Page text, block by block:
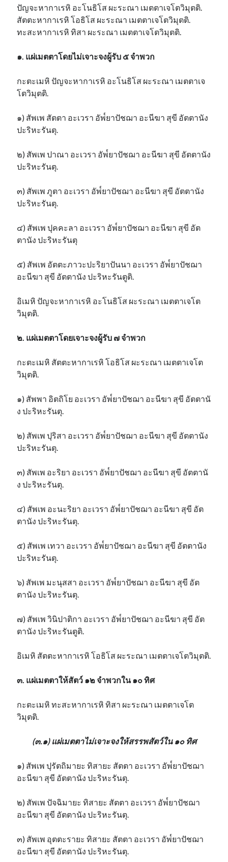
ปัญจะหากาเรหิ อะโนธิโส ผะระณา เมตตาเจโตวิมุตติ.
สัตตะหากาเรหิ โอธิโส ผะระณา เมตตาเจโตวิมุตติ.
ทะสะหากาเรหิ ทิสา ผะระณา เมตตาเจโตวิมุตติ.
๑. แผ่เมตตาโดยไม่เจาะจงผู้รับ ๕ จำพวก
กะตะเมหิ ปัญจะหากาเรหิ อะโนธิโส ผะระณา เมตตาเจ
โตวิมุตติ.
๑) สัพเพ สัตตา อะเวรา อัพ๎ยาปัชฌา อะนีฆา สุขี อัตตานัง
ปะริหะรันตุ.
๒) สัพเพ ปาณา อะเวรา อัพ๎ยาปัชฌา อะนีฆา สุขี อัตตานัง
ปะริหะรันตุ.
๓) สัพเพ ภูตา อะเวรา อัพ๎ยาปัชฌา อะนีฆา สุขี อัตตานัง
ปะริหะรันตุ.
๔) สัพเพ ปุคคะลา อะเวรา อัพ๎ยาปัชฌา อะนีฆา สุขี อัต
ตานัง ปะริหะรันตุ
๕) สัพเพ อัตตะภาวะปะริยาปันนา อะเวรา อัพ๎ยาปัชฌา
อะนีฆา สุขี อัตตานัง ปะริหะรันตูติ.
อิเมหิ ปัญจะหากาเรหิ อะโนธิโส ผะระณา เมตตาเจโต
วิมุตติ.
๒. แผ่เมตตาโดยเจาะจงผู้รับ ๗ จำพวก
กะตะเมหิ สัตตะหากาเรหิ โอธิโส ผะระณา เมตตาเจโต
วิมุตติ.
๑) สัพพา อิตถิโย อะเวรา อัพ๎ยาปัชฌา อะนีฆา สุขี อัตตานั
ง ปะริหะรันตุ.
๒) สัพเพ ปุริสา อะเวรา อัพ๎ยาปัชฌา อะนีฆา สุขี อัตตานัง
ปะริหะรันตุ.
๓) สัพเพ อะริยา อะเวรา อัพ๎ยาปัชฌา อะนีฆา สุขี อัตตานั
ง ปะริหะรันตุ.
๔) สัพเพ อะนะริยา อะเวรา อัพ๎ยาปัชฌา อะนีฆา สุขี อัต
ตานัง ปะริหะรันตุ.
๕) สัพเพ เทวา อะเวรา อัพ๎ยาปัชฌา อะนีฆา สุขี อัตตานัง
ปะริหะรันตุ.
๖) สัพเพ มะนุสสา อะเวรา อัพ๎ยาปัชฌา อะนีฆา สุขี อัต
ตานัง ปะริหะรันตุ.
๗) สัพเพ วินิปาติกา อะเวรา อัพ๎ยาปัชฌา อะนีฆา สุขี อัต
ตานัง ปะริหะรันตูติ.
อิเมหิ สัตตะหากาเรหิ โอธิโส ผะระณา เมตตาเจโตวิมุตติ.
๓. แผ่เมตตาให้สัตว์ ๑๒ จำพวกใน ๑๐ ทิศ
กะตะเมหิ ทะสะหากาเรหิ ทิสา ผะระณา เมตตาเจโต
วิมุตติ.
(๓.๑) แผ่เมตตาไม่เจาะจงให้สรรพสัตว์ใน ๑๐ ทิศ
๑) สัพเพ ปุรัตถิมายะ ทิสายะ สัตตา อะเวรา อัพ๎ยาปัชฌา
อะนีฆา สุขี อัตตานัง ปะริหะรันตุ.
๒) สัพเพ ปัจฉิมายะ ทิสายะ สัตตา อะเวรา อัพ๎ยาปัชฌา
อะนีฆา สุขี อัตตานัง ปะริหะรันตุ.
๓) สัพเพ อุตตะรายะ ทิสายะ สัตตา อะเวรา อัพ๎ยาปัชฌา
อะนีฆา สุขี อัตตานัง ปะริหะรันตุ.